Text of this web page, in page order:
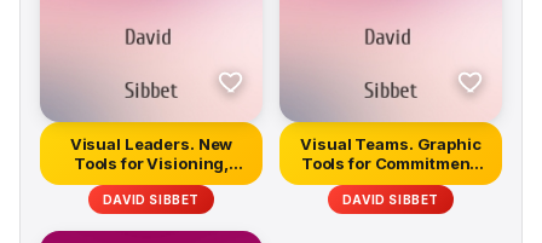
Visual Leaders. New
Tools for Visioning,
Managemen...
DAVID SIBBET
Visual Teams. Graphic
Tools for Commitment,
Innova...
DAVID SIBBET